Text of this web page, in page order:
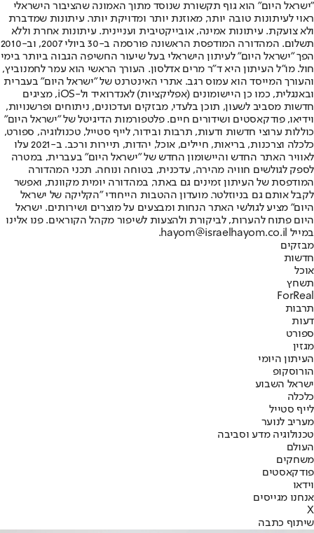
"ישראל היום" הוא גוף תקשורת שנוסד מתוך האמונה שהציבור הישראלי
ראוי לעיתונות טובה יותר, מאוזנת יותר ומדויקת יותר. עיתונות שמדברת
ולא צועקת. עיתונות אמינה, אובייקטיבית ועניינית. עיתונות אחרת וללא
תשלום. המהדורה המודפסת הראשונה פורסמה ב-30 ביולי 2007, וב-2010
הפך "ישראל היום" לעיתון הישראלי בעל שיעור החשיפה הגבוה ביותר בימי
חול. מו"ל העיתון היא ד"ר מרים אדלסון. העורך הראשי הוא עמר לחמנוביץ,
והעורך המייסד הוא עמוס רגב. אתרי האינטרנט של "ישראל היום" בעברית
ובאנגלית, כמו כן היישומונים (אפליקציות) לאנדרואיד ול-iOS, מציגים
חדשות מסביב לשעון, תוכן בלעדי, מבזקים ועדכונים, ניתוחים ופרשנויות,
וידיאו, פודקאסטים ושידורים חיים. פלטפורמות הדיגיטל של "ישראל היום"
כוללות ערוצי חדשות ודעות, תרבות ובידור, לייף סטייל, טכנולוגיה, ספורט,
כלכלה וצרכנות, בריאות, חיילים, אוכל, יהדות, תיירות ורכב. ב-2021 עלו
לאוויר האתר החדש והיישומון החדש של "ישראל היום" בעברית, במטרה
לספק לגולשים חוויה מהירה, עדכנית, בטוחה ונוחה. תכני המהדורה
המודפסת של העיתון זמינים גם באתר, במהדורה יומית מקוונת, ואפשר
לקבל אותם גם בניוזלטר. מועדון ההטבות הייחודי "הקליקה של ישראל
היום" מציע לגולשי האתר הנחות ומבצעים על מוצרים ושירותים. ישראל
היום פתוח להערות, לביקורת ולהצעות לשיפור מקהל הקוראים. פנו אלינו
במייל hayom@israelhayom.co.il.
מבזקים
חדשות
אוכל
תשחץ
ForReal
תרבות
דעות
ספורט
מגזין
העיתון היומי
הורוסקופ
ישראל השבוע
כלכלה
לייף סטייל
מעריב לנוער
טכנולוגיה מדע וסביבה
העולם
משחקים
פודקאסטים
וידאו
אנחנו מגייסים
X
שיתוף כתבה